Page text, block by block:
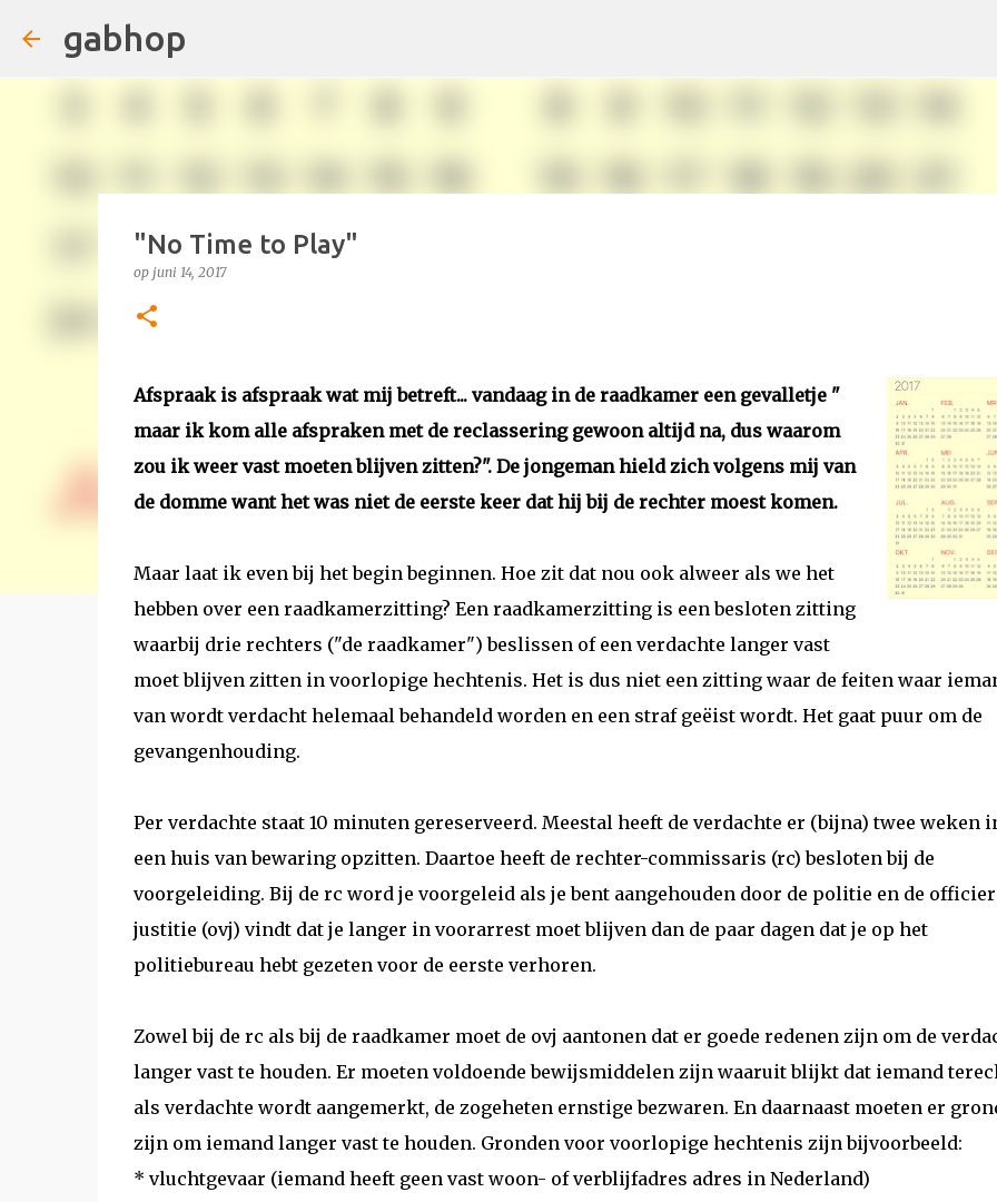
gabhop
"No Time to Play"
op juni 14, 2017
Afspraak is afspraak wat mij betreft... vandaag in de raadkamer een gevalletje "
maar ik kom alle afspraken met de reclassering gewoon altijd na, dus waarom
zou ik weer vast moeten blijven zitten?". De jongeman hield zich volgens mij van
de domme want het was niet de eerste keer dat hij bij de rechter moest komen.
Maar laat ik even bij het begin beginnen. Hoe zit dat nou ook alweer als we het
hebben over een raadkamerzitting? Een raadkamerzitting is een besloten zitting
waarbij drie rechters ("de raadkamer") beslissen of een verdachte langer vast
moet blijven zitten in voorlopige hechtenis. Het is dus niet een zitting waar de feiten waar
van wordt verdacht helemaal behandeld worden en een straf geëist wordt. Het gaat puur om de
gevangenhouding.
Per verdachte staat 10 minuten gereserveerd. Meestal heeft de verdachte er (bijna) twee weken
een huis van bewaring opzitten. Daartoe heeft de rechter-commissaris (rc) besloten bij de
voorgeleiding. Bij de rc word je voorgeleid als je bent aangehouden door de politie en de
justitie (ovj) vindt dat je langer in voorarrest moet blijven dan de paar dagen dat je op het
politiebureau hebt gezeten voor de eerste verhoren.
Zowel bij de rc als bij de raadkamer moet de ovj aantonen dat er goede redenen zijn om de
langer vast te houden. Er moeten voldoende bewijsmiddelen zijn waaruit blijkt dat iemand
als verdachte wordt aangemerkt, de zogeheten ernstige bezwaren. En daarnaast moeten er
zijn om iemand langer vast te houden. Gronden voor voorlopige hechtenis zijn bijvoorbeeld:
* vluchtgevaar (iemand heeft geen vast woon- of verblijfadres adres in Nederland)